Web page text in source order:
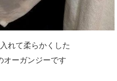
れて柔らかくした
オーガンジーです